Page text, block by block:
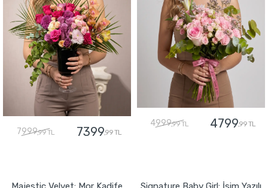
7999,99 TL 7399,99 TL
4999,99 TL 4799,99 TL